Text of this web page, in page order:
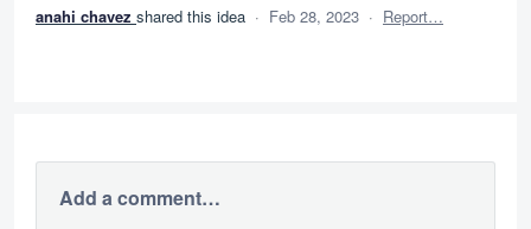
anahi chavez shared this idea · Feb 28, 2023 · Report…
Add a comment…